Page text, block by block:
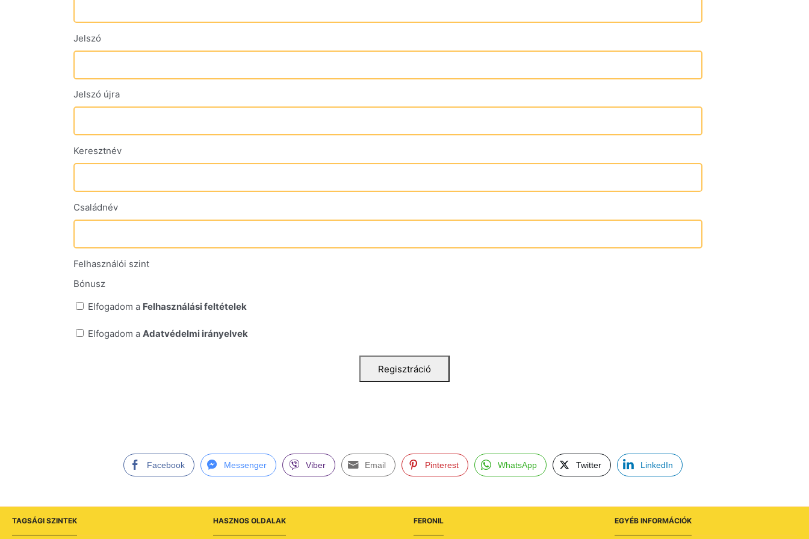
Jelszó
Jelszó újra
Keresztnév
Családnév
Felhasználói szint
Bónusz
Elfogadom a Felhasználási feltételek
Elfogadom a Adatvédelmi irányelvek
Regisztráció
Facebook Messenger Viber Email Pinterest WhatsApp Twitter LinkedIn
TAGSÁGI SZINTEK HASZNOS OLDALAK FERONIL EGYÉB INFORMÁCIÓK